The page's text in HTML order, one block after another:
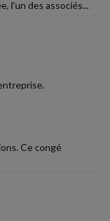
l'un des associés...
Ce congé